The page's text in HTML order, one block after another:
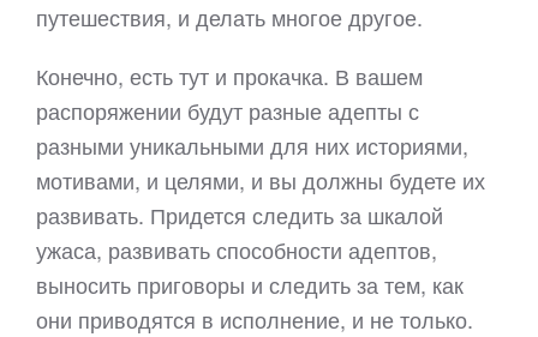
путешествия, и делать многое другое.
Конечно, есть тут и прокачка. В вашем
распоряжении будут разные адепты с
разными уникальными для них историями,
мотивами, и целями, и вы должны будете их
развивать. Придется следить за шкалой
ужаса, развивать способности адептов,
выносить приговоры и следить за тем, как
они приводятся в исполнение, и не только.